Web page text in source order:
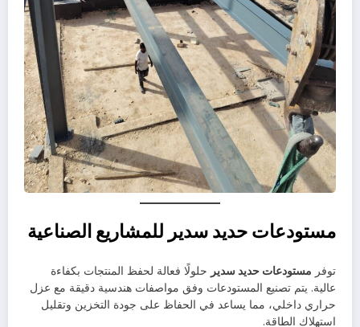
مستودعات حديد سدير للمشاريع الصناعية
توفر مستودعات حديد سدير حلولًا فعالة لحفظ المنتجات بكفاءة
عالية. يتم تصنيع المستودعات وفق مواصفات هندسية دقيقة مع عزل
حراري داخلي، مما يساعد في الحفاظ على جودة التخزين وتقليل
استهلاك الطاقة.